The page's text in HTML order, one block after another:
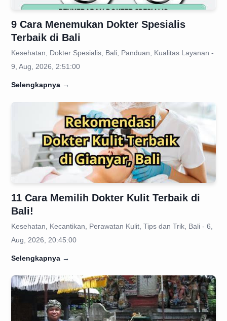
9 Cara Menemukan Dokter Spesialis
Terbaik di Bali
Kesehatan, Dokter Spesialis, Bali, Panduan, Kualitas Layanan -
9, Aug, 2026, 2:51:00
Selengkapnya →
11 Cara Memilih Dokter Kulit Terbaik di
Bali!
Kesehatan, Kecantikan, Perawatan Kulit, Tips dan Trik, Bali - 6,
Aug, 2026, 20:45:00
Selengkapnya →